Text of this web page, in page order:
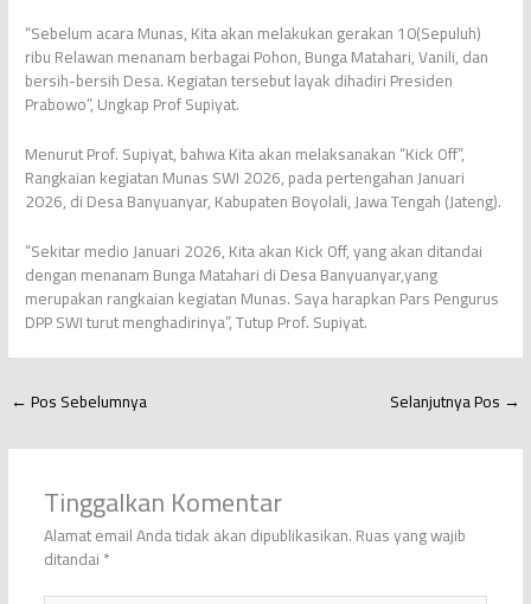
“Sebelum acara Munas, Kita akan melakukan gerakan 10(Sepuluh)
ribu Relawan menanam berbagai Pohon, Bunga Matahari, Vanili, dan
bersih-bersih Desa. Kegiatan tersebut layak dihadiri Presiden
Prabowo”, Ungkap Prof Supiyat.
Menurut Prof. Supiyat, bahwa Kita akan melaksanakan “Kick Off”,
Rangkaian kegiatan Munas SWI 2026, pada pertengahan Januari
2026, di Desa Banyuanyar, Kabupaten Boyolali, Jawa Tengah (Jateng).
“Sekitar medio Januari 2026, Kita akan Kick Off, yang akan ditandai
dengan menanam Bunga Matahari di Desa Banyuanyar,yang
merupakan rangkaian kegiatan Munas. Saya harapkan Pars Pengurus
DPP SWI turut menghadirinya”, Tutup Prof. Supiyat.
←Pos Sebelumnya Selanjutnya Pos →
Tinggalkan Komentar
Alamat email Anda tidak akan dipublikasikan.Ruas yang wajib
ditandai*